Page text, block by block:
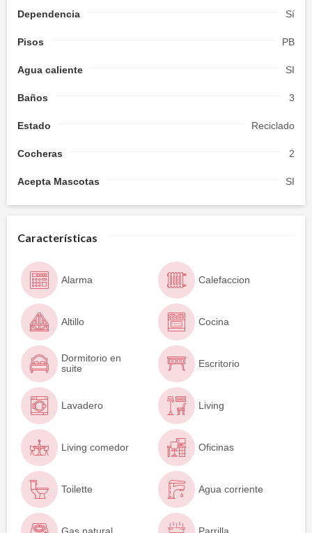
Dependencia Sí
Pisos PB
Agua caliente SI
Baños 3
Estado Reciclado
Cocheras 2
Acepta Mascotas SI
Características
Alarma Calefaccion
Altillo Cocina
Dormitorio en
suite
Escritorio
Lavadero Living
Living comedor Oficinas
Toilette Agua corriente